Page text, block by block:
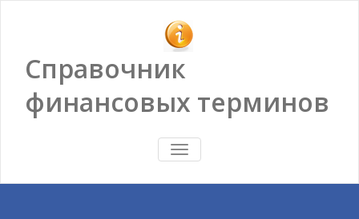
Справочник
финансовых терминов
ПОКАЗАТЬ/
СКРЫТЬ